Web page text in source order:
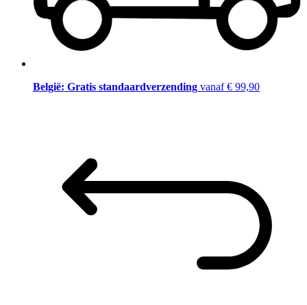
België: Gratis standaardverzending vanaf € 99,90